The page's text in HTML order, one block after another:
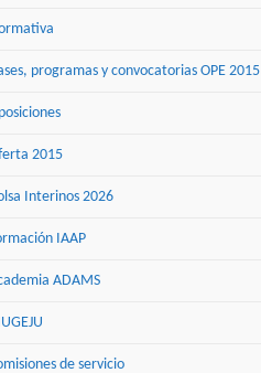
programas y convocatorias OPE 2015
2015
Interinos 2026
IAAP
ADAMS
de servicio